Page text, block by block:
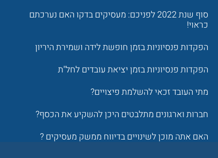
סוף שנת 2022 לפניכם: מעסיקים בדקו האם נערכתם
כראוי!
הפקדות פנסיוניות בזמן חופשת לידה ושמירת היריון
הפקדות פנסיוניות בזמן יציאת עובדים לחל"ת
מתי העובד זכאי להשלמת פיצויים?
חברות וארגונים מתלבטים היכן להשקיע את הכסף?
האם אתה מוכן לשינויים בדיווח ממשק מעסיקים ?